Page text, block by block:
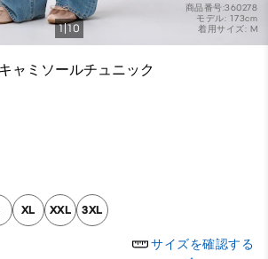
商品番号:360278
モデル: 173cm
着用サイズ: M
1 10
ャミソールチュニック
XL XXL 3XL
サイズを確認する